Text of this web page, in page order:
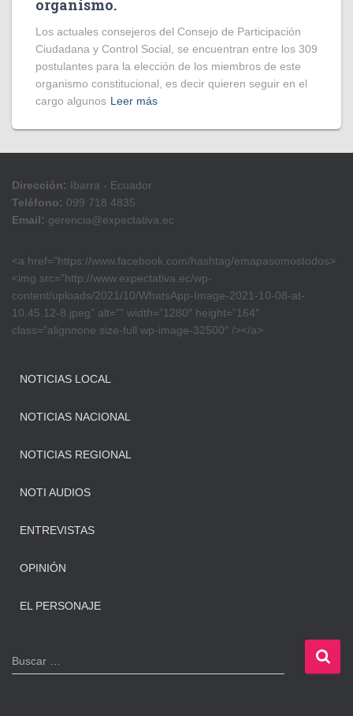
organismo.
Los actuales consejeros del Consejo de Participación
Ciudadana y Control Social, se encuentran entre los 309
postulantes para la elección de los miembros de este
organismo constitucional, es decir quieren seguir en el
cargo algunos Leer más
Dirección: Ibarra - Ecuador
Teléfono: 099 718 4835
Email: gerencia@expectativa.ec
<a href=”https://www.facebook.com/hashtag/emapasomostodos>
<img src=”http://www.expectativa.ec/wp-
content/uploads/2021/10/WhatsApp-Image-2021-10-08-at-
10.45.12-8.jpeg” alt=”” width=”1280″ height=”164″
class=”alignnone size-full wp-image-32500″ /></a>
NOTICIAS LOCAL
NOTICIAS NACIONAL
NOTICIAS REGIONAL
NOTI AUDIOS
ENTREVISTAS
OPINIÓN
EL PERSONAJE
B
u
Buscar …